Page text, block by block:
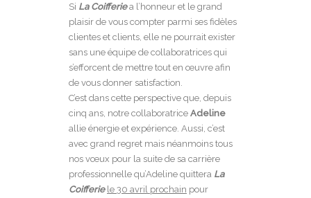
Si La Coifferiea l’honneur et le grand
plaisir de vous compter parmi ses fidèles
clientes et clients, elle ne pourrait exister
sans une équipe de collaboratrices qui
s’efforcent de mettre tout en œuvre afin
de vous donner satisfaction.
C’est dans cette perspective que, depuis
cinq ans, notre collaboratrice Adeline
allie énergie et expérience. Aussi, c’est
avec grand regret mais néanmoins tous
nos vœux pour la suite de sa carrière
professionnelle qu’Adeline quittera La
Coifferie le 30 avril prochain pour